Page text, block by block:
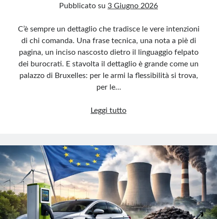
Pubblicato su 3 Giugno 2026
C’è sempre un dettaglio che tradisce le vere intenzioni
di chi comanda. Una frase tecnica, una nota a piè di
pagina, un inciso nascosto dietro il linguaggio felpato
dei burocrati. E stavolta il dettaglio è grande come un
palazzo di Bruxelles: per le armi la flessibilità si trova,
per le…
Leggi tuttoUE:
limiti,
bollette
senza
aiuti